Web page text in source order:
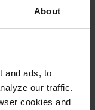
About
and ads, to
our traffic.
cookies and